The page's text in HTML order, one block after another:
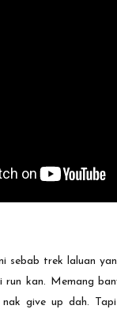
sebab trek laluan
kan. Memang
give up dah.